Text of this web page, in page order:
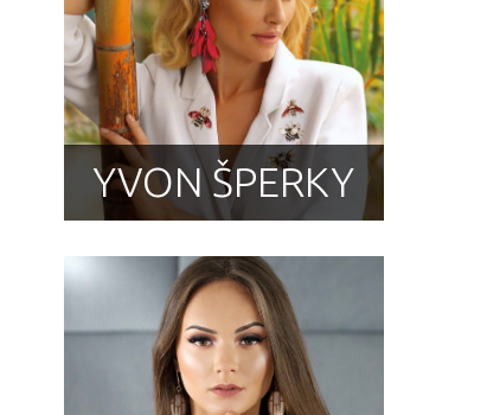
YVON ŠPERKY